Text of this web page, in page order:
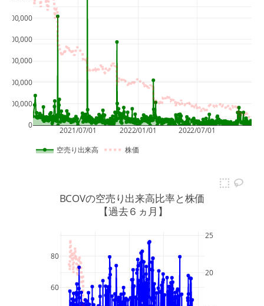
2021/07/01 2022/01/01 2022/07/01
0
100,000
200,000
300,000
400,000
500,000
空売り出来高 株価
60
80
20
25
BCOVの空売り出来高比率と株価
【過去６ヵ月】